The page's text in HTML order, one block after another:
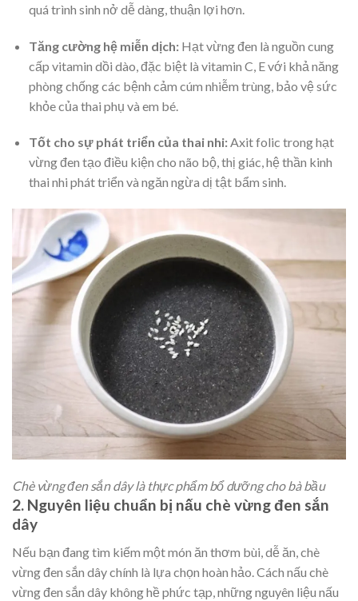
quá trình sinh nở dễ dàng, thuận lợi hơn.
Tăng cường hệ miễn dịch:Hạt vừng đen là nguồn cung
cấp vitamin dồi dào, đặc biệt là vitamin C, E với khả năng
phòng chống các bệnh cảm cúm nhiễm trùng, bảo vệ sức
khỏe của thai phụ và em bé.
Tốt cho sự phát triển của thai nhi:Axit folic trong hạt
vừng đen tạo điều kiện cho não bộ, thị giác, hệ thần kinh
thai nhi phát triển và ngăn ngừa dị tật bẩm sinh.
Chè vừng đen sắn dây là thực phẩm bổ dưỡng cho bà bầu
2. Nguyên liệu chuẩn bị nấu chè vừng đen sắn
dây
Nếu bạn đang tìm kiếm một món ăn thơm bùi, dễ ăn, chè
vừng đen sắn dây chính là lựa chọn hoàn hảo. Cách nấu chè
vừng đen sắn dây không hề phức tạp, những nguyên liệu nấu